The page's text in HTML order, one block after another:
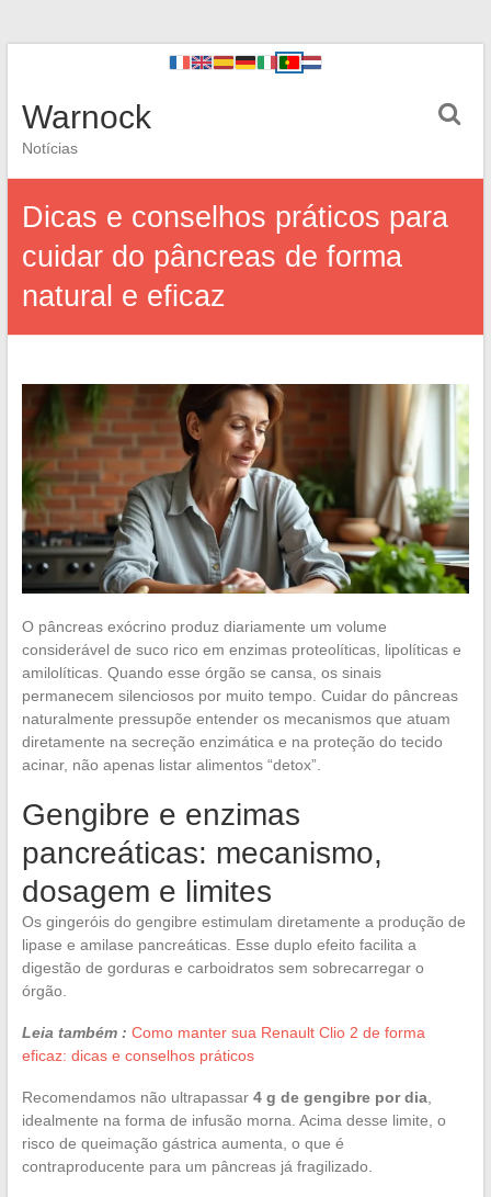
Warnock
Notícias
Dicas e conselhos práticos para
cuidar do pâncreas de forma
natural e eficaz
O pâncreas exócrino produz diariamente um volume
considerável de suco rico em enzimas proteolíticas, lipolíticas e
amilolíticas. Quando esse órgão se cansa, os sinais
permanecem silenciosos por muito tempo. Cuidar do pâncreas
naturalmente pressupõe entender os mecanismos que atuam
diretamente na secreção enzimática e na proteção do tecido
acinar, não apenas listar alimentos “detox”.
Gengibre e enzimas
pancreáticas: mecanismo,
dosagem e limites
Os gingeróis do gengibre estimulam diretamente a produção de
lipase e amilase pancreáticas. Esse duplo efeito facilita a
digestão de gorduras e carboidratos sem sobrecarregar o
órgão.
Leia também : Como manter sua Renault Clio 2 de forma
eficaz: dicas e conselhos práticos
Recomendamos não ultrapassar 4 g de gengibre por dia,
idealmente na forma de infusão morna. Acima desse limite, o
risco de queimação gástrica aumenta, o que é
contraproducente para um pâncreas já fragilizado.